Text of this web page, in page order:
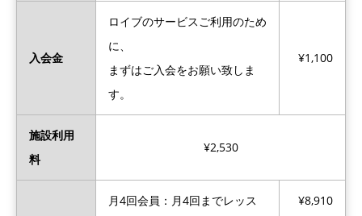
入会金
ロイブのサービスご利用のため
に、
まずはご入会をお願い致しま
す。
¥1,100
施設利用
料
¥2,530
月4回会員：月4回までレッス
¥8,910